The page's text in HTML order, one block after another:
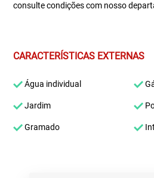
consulte condições com nosso
CARACTERÍSTICAS EXTERNAS
Água individual
Jardim
Gramado